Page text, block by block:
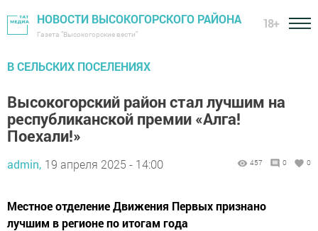
НОВОСТИ ВЫСОКОГОРСКОГО РАЙОНА
Газета "Высокогорские вести"
18+
В СЕЛЬСКИХ ПОСЕЛЕНИЯХ
Высокогорский район стал лучшим на
республиканской премии «Алга!
Поехали!»
admin, 19 апреля 2025 - 14:00 457 0 0
Местное отделение Движения Первых признано
лучшим в регионе по итогам года